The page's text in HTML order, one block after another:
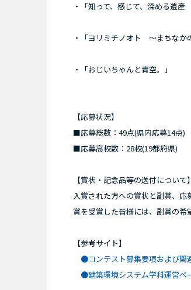
・「知って、感じて、深める遺
・「ヨリミチノオト ～まちなか
・「おじいちゃんと青空。」
【応募状況】
■応募総数：49点(県内応募14点)
■応募高校数：28校(19都府県)
【賞状・記念品等の送付について】
入賞された方への賞状と副賞、
賞を受賞した皆様には、副賞の希
【参考サイト】
●コンテスト募集要項および関
●建築環境システム学科運営ペ